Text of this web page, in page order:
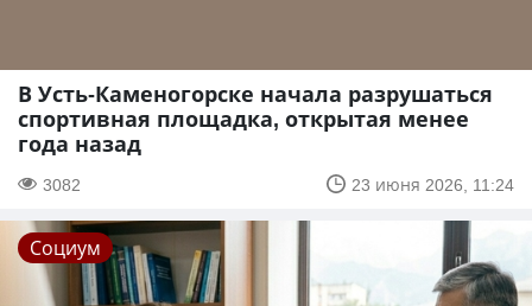
В Усть-Каменогорске начала разрушаться
спортивная площадка, открытая менее
года назад
3082 23 июня 2026, 11:24
Социум